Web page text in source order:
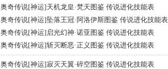
奥奇传说[神运]天机龙皇·梵天图鉴 传说进化技能表
奥奇传说[神运]坠落王冠·阿洛伊斯图鉴 传说进化技能表
奥奇传说[神运]启光幻神·诺亚图鉴 传说进化技能表
奥奇传说[神运]斩灭断恶·正义图鉴 传说进化技能表
奥奇传说[神运]寂灭天翼·碎空图鉴 传说进化技能表